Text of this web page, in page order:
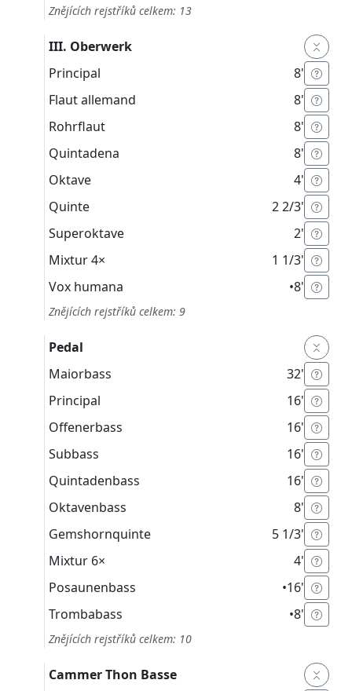
Znějících rejstříků celkem: 13
III. Oberwerk
Principal
8'
Flaut allemand
8'
Rohrflaut
8'
Quintadena
8'
Oktave
4'
Quinte
2 2/3'
Superoktave
2'
Mixtur4×
1 1/3'
Vox humana
•8'
Znějících rejstříků celkem: 9
Pedal
Maiorbass
32'
Principal
16'
Offenerbass
16'
Subbass
16'
Quintadenbass
16'
Oktavenbass
8'
Gemshornquinte
5 1/3'
Mixtur 6×
4'
Posaunenbass
•16'
Trombabass
•8'
Znějících rejstříků celkem: 10
Cammer Thon Basse